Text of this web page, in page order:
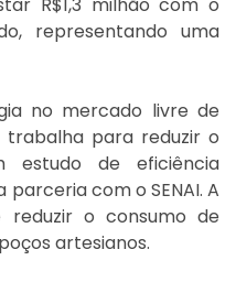
R$1,3 milhão com o
representando uma
no mercado livre de
trabalha para reduzir o
estudo de eficiência
com o SENAI. A
o consumo de
artesianos.